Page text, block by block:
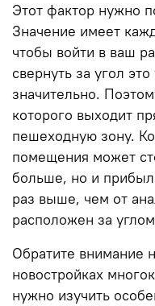
Этот фактор нужно
Значение имеет
чтобы войти в ваш
свернуть за угол
значительно.
которого выходит
пешеходную зону.
помещения может
больше, но и
раз выше, чем от
расположен за
Обратите внимание
новостройках
нужно изучить